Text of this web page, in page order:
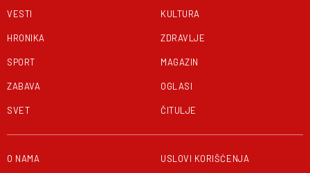
VESTI
HRONIKA
SPORT
ZABAVA
SVET
KULTURA
ZDRAVLJE
MAGAZIN
OGLASI
ČITULJE
O NAMA USLOVI KORIŠĆENJA